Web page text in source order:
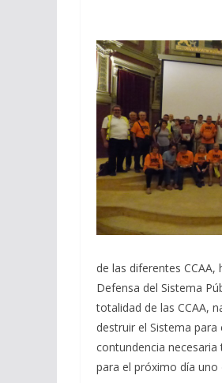
de las diferentes
Defensa del Sistema
totalidad de las CCAA,
destruir el Sistema
contundencia
para el próximo día uno